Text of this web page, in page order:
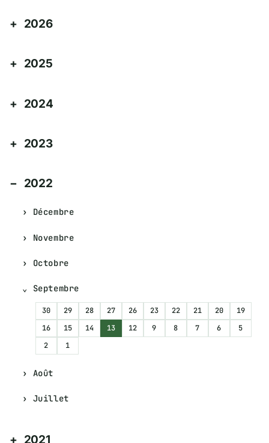
2026
2025
2024
2023
2022
Décembre
Novembre
Octobre
Septembre
30 29 28 27 26 23 22 21 20
19
16
15 14 13 12 9 8 7 6
5
2
1
Août
Juillet
2021